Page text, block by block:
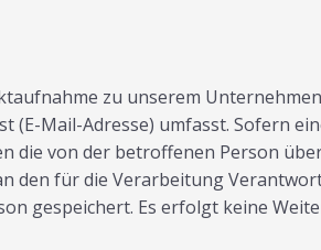
zu unserem
Mail-Adresse) umfasst. Sofern
die von der betroffenen Person
den für die Verarbeitung
gespeichert. Es erfolgt keine